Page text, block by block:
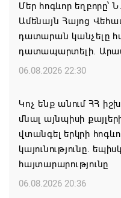
Մեր հոգևոր եղբորը՝
Ամենայն Հայոց
դատարան կանչելը
դատապարտելի.
06.08.2026 22:30
Կոչ ենք անում ՀՀ
մնալ այնպիսի
վտանգել երկրի
կայունությունը.
հայտարարությունը
06.08.2026 20:36